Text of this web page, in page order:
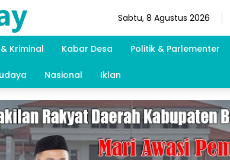
Sabtu, 8 Agustus 2026
Kriminal Kabar Desa Politik & Parlementer
Nasional Iklan